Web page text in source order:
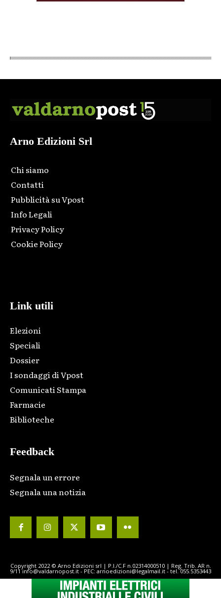
Arno Edizioni Srl
Chi siamo
Contatti
Pubblicità su Vpost
Info Legali
Privacy Policy
Cookie Policy
Link utili
Elezioni
Speciali
Dossier
I sondaggi di Vpost
Comunicati Stampa
Farmacie
Biblioteche
Feedback
Segnala un errore
Segnala una notizia
Copyright 2022 © Arno Edizioni srl | P.I./C.F n.02314000510 | Reg. Trib. AR n.
9/11 info@valdarnopost.it - PEC: arnoedizioni@legalmail.it - tel. 055.5353443